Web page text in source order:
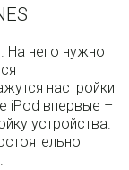
На него нужно
настройки
iPod впервые –
устройства.